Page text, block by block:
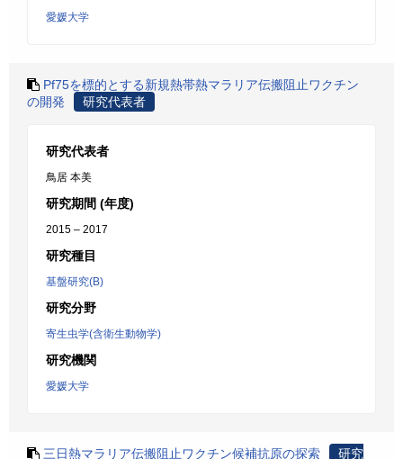
愛媛大学
Pf75を標的とする新規熱帯熱マラリア伝搬阻止ワクチン
の開発
研究代表者
研究代表者
鳥居 本美
研究期間 (年度)
2015 – 2017
研究種目
基盤研究(B)
研究分野
寄生虫学(含衛生動物学)
研究機関
愛媛大学
三日熱マラリア伝搬阻止ワクチン候補抗原の探索 研究